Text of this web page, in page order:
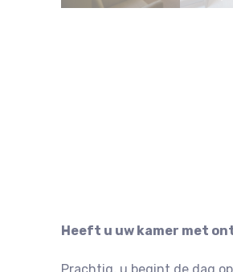
Heeft u uw kamer met